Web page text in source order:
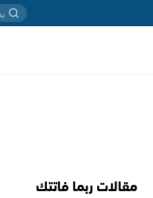
مقالات ربما فاتتك